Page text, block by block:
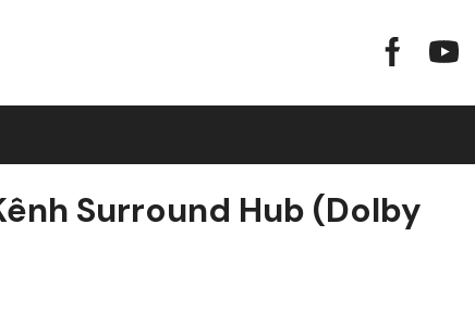
Surround Hub (Dolby